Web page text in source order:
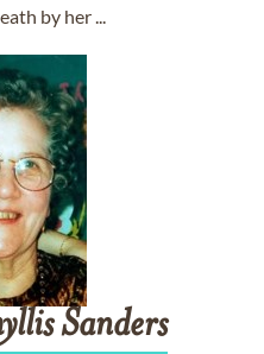
by her ...
Sanders